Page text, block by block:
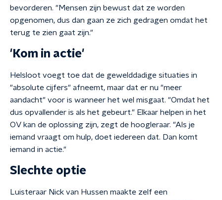
bevorderen. "Mensen zijn bewust dat ze worden
opgenomen, dus dan gaan ze zich gedragen omdat het
terug te zien gaat zijn."
'Kom in actie'
Helsloot voegt toe dat de gewelddadige situaties in
"absolute cijfers" afneemt, maar dat er nu "meer
aandacht" voor is wanneer het wel misgaat. "Omdat het
dus opvallender is als het gebeurt." Elkaar helpen in het
OV kan de oplossing zijn, zegt de hoogleraar. "Als je
iemand vraagt om hulp, doet iedereen dat. Dan komt
iemand in actie."
Slechte optie
Luisteraar Nick van Hussen maakte zelf een